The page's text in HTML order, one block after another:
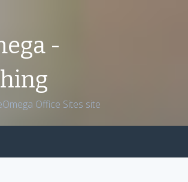
-
Office Sites site